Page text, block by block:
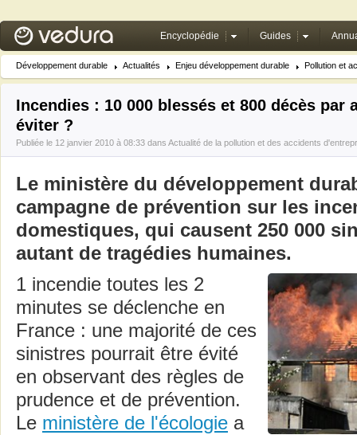
Encyclopédie Guides
Développement durable Actualités Enjeu développement durable Pollution et
Incendies : 10 000 blessés et 800 décès par
éviter ?
Publiée le 12 janvier 2010 à 08:33 dans Actualité de la pollution et des accidents
Le ministère du développement
campagne de prévention sur les
domestiques, qui causent 250 000
autant de tragédies humaines.
1 incendie toutes les 2
minutes se déclenche en
France : une majorité de ces
sinistres pourrait être évité
en observant des règles de
prudence et de prévention.
Le ministère de l'écologie a